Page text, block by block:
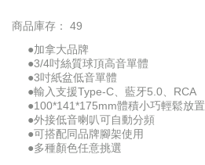
商品庫存：
49
●加拿大品牌
●3/4吋絲質球頂高音單體
●3吋紙盆低音單體
●輸入支援Type-C、藍牙5.0、RCA
●100*141*175mm體積小巧輕鬆放置
●外接低音喇叭可自動分頻
●可搭配同品牌腳架使用
●多種顏色任意挑選